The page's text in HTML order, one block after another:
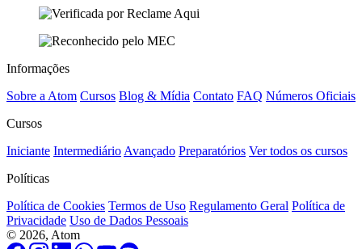
Informações
Sobre a Atom Cursos Blog & Mídia Contato FAQ Números Oficiais
Cursos
Iniciante Intermediário Avançado Preparatórios Ver todos os cursos
Políticas
Política de Cookies Termos de Uso Regulamento Geral Política de
Privacidade Uso de Dados Pessoais
© 2026, Atom